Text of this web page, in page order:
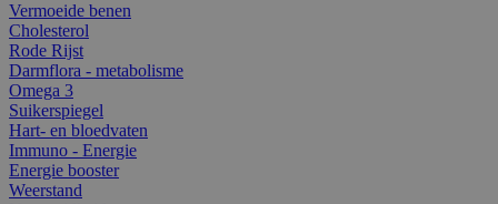
Vermoeide benen
Cholesterol
Rode Rijst
Darmflora - metabolisme
Omega 3
Suikerspiegel
Hart- en bloedvaten
Immuno - Energie
Energie booster
Weerstand